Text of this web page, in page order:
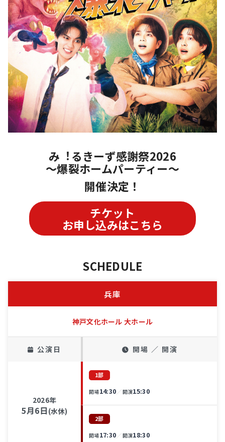
み︕るきーず感謝祭2026
〜爆裂ホームパーティー〜
開催決定！
チケット
お申し込みはこちら
SCHEDULE
兵庫
神戸文化ホール 大ホール
公演日 開場 ／ 開演
2026年
5月6日 (水休)
1部
開場14:30 開演15:30
2部
開場17:30 開演18:30